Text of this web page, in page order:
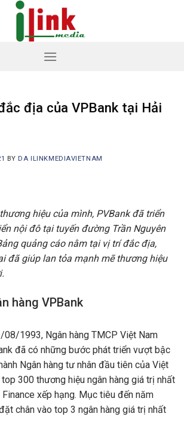
địa của VPBank tại Hải
BY DA ILINKMEDIAVIETNAM
hiệu của mình, PVBank đã triển
nội đô tại tuyến đường Trần Nguyên
quảng cáo nằm tại vị trí đắc địa,
đã giúp lan tỏa mạnh mẽ thương hiệu
hàng VPBank
08/1993, Ngân hàng TMCP Việt Nam
đã có những bước phát triển vượt bậc
Ngân hàng tư nhân đầu tiên của Việt
300 thương hiệu ngân hàng giá trị nhất
xếp hạng. Mục tiêu đến năm
chân vào top 3 ngân hàng giá trị nhất